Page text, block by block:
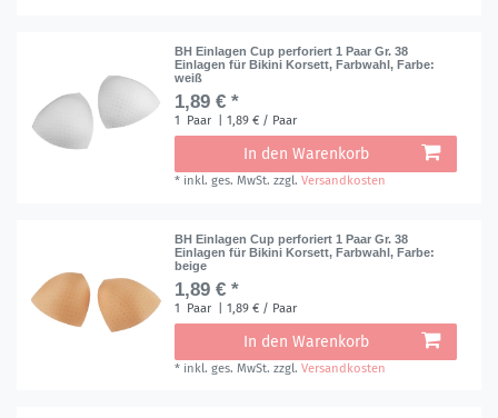
BH Einlagen Cup perforiert 1 Paar Gr. 38
Einlagen für Bikini Korsett, Farbwahl, Farbe:
weiß
1,89 € *
1 Paar | 1,89 € / Paar
In den Warenkorb
* inkl. ges. MwSt. zzgl.Versandkosten
BH Einlagen Cup perforiert 1 Paar Gr. 38
Einlagen für Bikini Korsett, Farbwahl, Farbe:
beige
1,89 € *
1 Paar | 1,89 € / Paar
In den Warenkorb
* inkl. ges. MwSt. zzgl.Versandkosten